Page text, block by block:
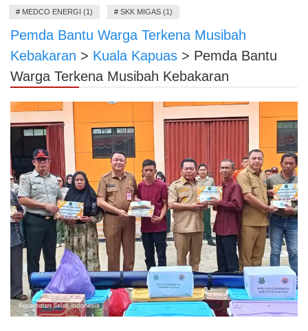
# MEDCO ENERGI (1) # SKK MIGAS (1)
Pemda Bantu Warga Terkena Musibah
Kebakaran > Kuala Kapuas > Pemda Bantu
Warga Terkena Musibah Kebakaran